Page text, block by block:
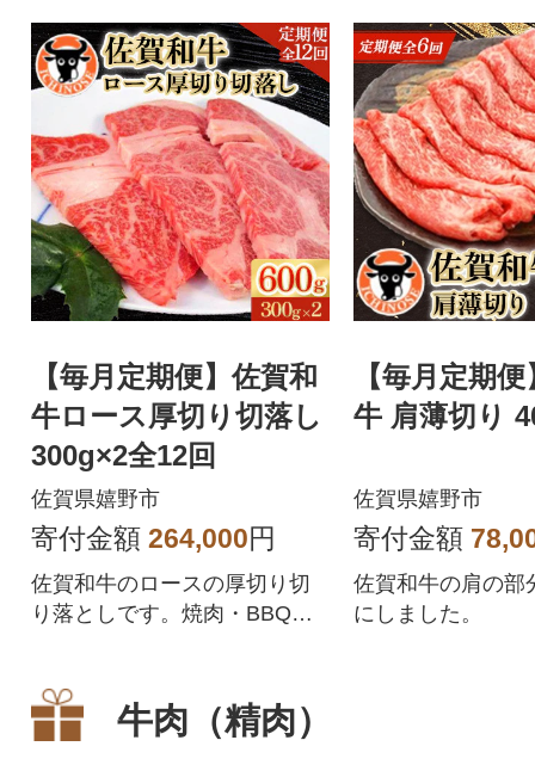
【毎月定期便】佐賀和
牛ロース厚切り切落し
300g×2全12回
佐賀県嬉野市
寄付金額 264,000円
佐賀和牛のロースの厚切り切
り落としです。焼肉・BBQ・
【毎月定期
牛 肩薄切り
佐賀県嬉野市
寄付金額
佐賀和牛の肩の部
にしました。
牛肉（精肉）